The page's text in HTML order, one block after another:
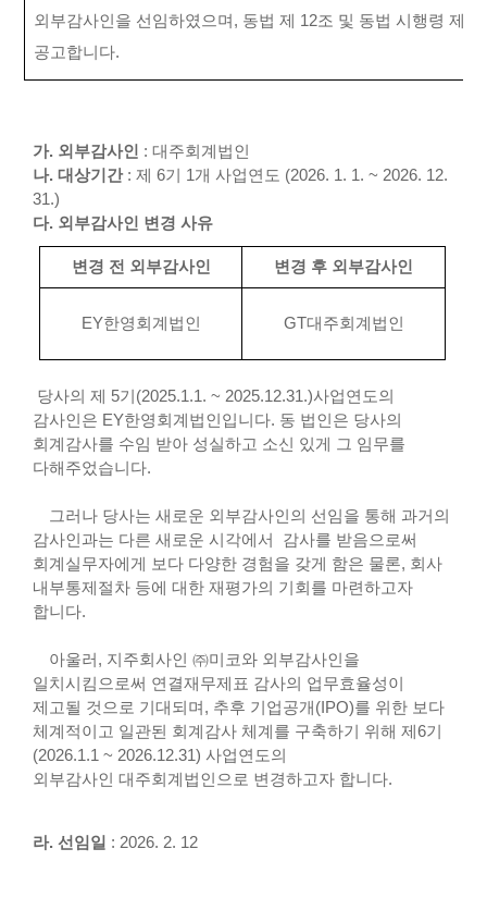
외부감사인을 선임하였으며 , 동법 제 12조 및 동법 시행령 제
공고합니다.
가. 외부감사인 : 대주회계법인
나. 대상기간: 제 6기 1개 사업연도 (2026. 1. 1. ~ 2026. 12.
31.)
다. 외부감사인 변경 사유
변경 전 외부감사인 변경 후 외부감사인
EY한영회계법인 GT대주회계법인
당사의 제 5기 (2025.1.1. ~ 2025.12.31.)사업연도의
감사인은 EY한영회계법인입니다. 동 법인은 당사의
회계감사를 수임 받아 성실하고 소신 있게 그 임무를
다해주었습니다.
그러나 당사는 새로운 외부감사인의 선임을 통해 과거의
감사인과는 다른 새로운 시각에서 감사를 받음으로써
회계실무자에게 보다 다양한 경험을 갖게 함은 물론, 회사
내부통제절차 등에 대한 재평가의 기회를 마련하고자
합니다.
아울러 , 지주회사인 ㈜미코와 외부감사인을
일치시킴으로써 연결재무제표 감사의 업무효율성이
제고될 것으로 기대되며 , 추후 기업공개 (IPO)를 위한 보다
체계적이고 일관된 회계감사 체계를 구축하기 위해 제 6기
(2026.1.1 ~ 2026.12.31) 사업연도의
외부감사인 대주회계법인으로 변경하고자 합니다.
라. 선임일 : 2026. 2. 12